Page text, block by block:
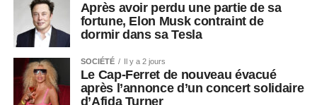
Après avoir perdu une partie de sa
fortune, Elon Musk contraint de
dormir dans sa Tesla
SOCIÉTÉ Il y a 2 jours
Le Cap-Ferret de nouveau évacué
après l’annonce d’un concert solidaire
d’Afida Turner